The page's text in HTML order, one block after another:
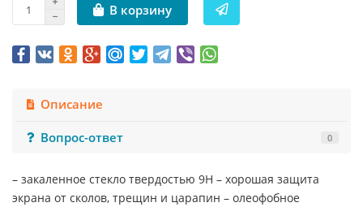
В корзину
Описание
Вопрос-ответ
0
– закаленное стекло твердостью 9Н – хорошая защита
экрана от сколов, трещин и царапин – олеофобное